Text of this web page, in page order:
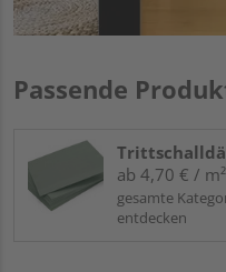
Passende
ab 4,70 € / m²
gesamte
entdecken